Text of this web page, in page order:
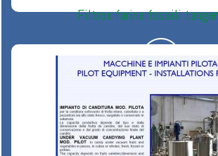
Filtrox farine fossili